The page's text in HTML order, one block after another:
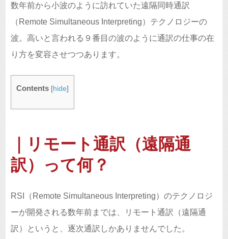
数年前から小波のように訪れていた遠隔同時通訳
（Remote Simultaneous Interpreting）テクノロジーの
波。高いと言われる９番目の波のように通訳の仕事の在
り方を変容させつつあります。
Contents [hide]
｜リモート通訳（遠隔通
訳）って何？
RSI（Remote Simultaneous Interpreting）のテクノロジ
ーが開発される数年前までは、リモート通訳（遠隔通
訳）というと、逐次通訳しかありませんでした。